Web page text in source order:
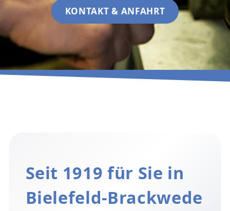
KONTAKT & ANFAHRT
Seit 1919 für Sie in
Bielefeld-Brackwede